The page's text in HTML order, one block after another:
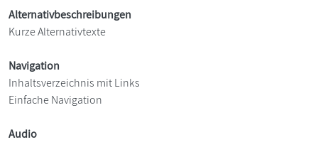
Alternativbeschreibungen
Kurze Alternativtexte
Navigation
Inhaltsverzeichnis mit Links
Einfache Navigation
Audio